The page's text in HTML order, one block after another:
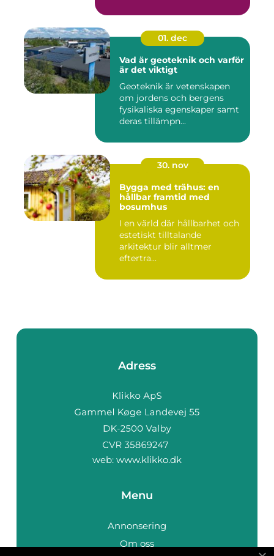
01. dec
Vad är geoteknik och varför
är det viktigt
Geoteknik är vetenskapen
om jordens och bergens
fysikaliska egenskaper samt
deras tillämpn...
30. nov
Bygga med trähus: en
hållbar framtid med
bosumhus
I en värld där hållbarhet och
estetiskt tilltalande
arkitektur blir alltmer
eftertra...
Adress
web: www.klikko.dk
Menu
Annonsering
Om oss